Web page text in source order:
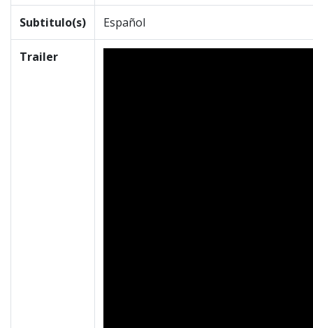
Subtitulo(s) Español
Trailer